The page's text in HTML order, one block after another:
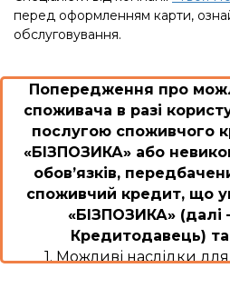
перед оформленням карти,
обслуговування.
Попередження про
споживача в разі
послугою споживчого
«БІЗПОЗИКА» або
обов’язків,
споживчий кредит, що
«БІЗПОЗИКА» (далі
Кредитодавець)
1. Можливі наслідки